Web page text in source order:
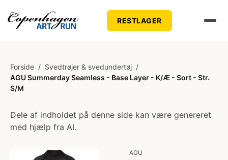
RESTLAGER
Forside / Svedtrøjer & svedundertøj /
AGU Summerday Seamless - Base Layer - K/Æ - Sort - Str.
S/M
Dele af indholdet på denne side kan være genereret
med hjælp fra AI.
AGU